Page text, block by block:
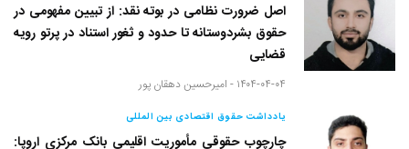
اصل ضرورت نظامی در بوته نقد: از تبیین مفهومی در
حقوق بشردوستانه تا حدود و ثغور استناد در پرتو رویه
قضایی
۱۴۰۴-۰۴-۰۴ - امیرحسین دهقان پور
یادداشت حقوق اقتصادی بین المللی
چارچوب حقوقی مأموریت اقلیمی بانک مرکزی اروپا: